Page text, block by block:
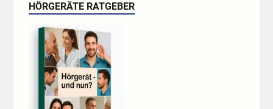
HÖRGERÄTE RATGEBER